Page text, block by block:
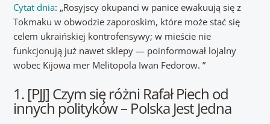
Cytat dnia: „Rosyjscy okupanci w panice ewakuują się z
Tokmaku w obwodzie zaporoskim, które może stać się
celem ukraińskiej kontrofensywy; w mieście nie
funkcjonują już nawet sklepy — poinformował lojalny
wobec Kijowa mer Melitopola Iwan Fedorow. ”
1. [PJJ] Czym się różni Rafał Piech od
innych polityków – Polska Jest Jedna